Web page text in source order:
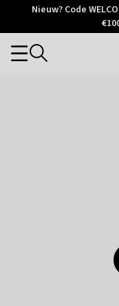
Otrium
Trustpilot
Nieuw? Code
Categories